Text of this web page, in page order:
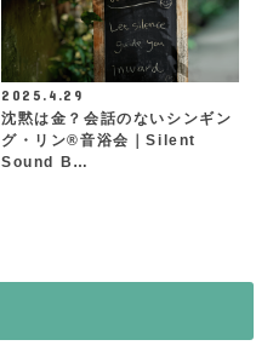
2025.4.29
沈黙は金？会話のないシンギン
グ・リン®︎音浴会｜Silent
Sound B…